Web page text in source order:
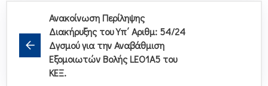
Ανακοίνωση Περίληψης
Διακήρυξης του Υπ΄ Αριθμ: 54/24
Δγσμού για την Αναβάθμιση
Εξομοιωτών Βολής LEO1A5 του
ΚΕΞ.